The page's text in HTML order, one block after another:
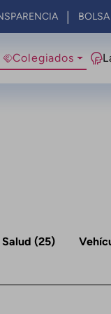
Colegiados
Salud (25)